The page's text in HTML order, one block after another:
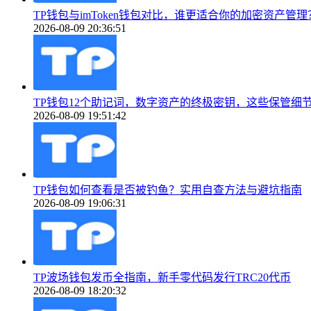
TP钱包与imToken钱包对比，谁更适合你的加密资产管理
2026-08-09 20:36:51
TP钱包12个助记词，数字资产的终极密钥，这些保管细
2026-08-09 19:51:42
TP钱包如何查看是否被钓鱼？实用自查方法与避坑指南
2026-08-09 19:06:31
TP波场钱包发币全指南，新手零代码发行TRC20代币
2026-08-09 18:20:32